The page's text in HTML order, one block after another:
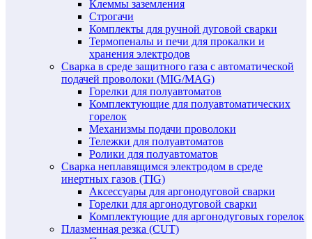
Клеммы заземления
Строгачи
Комплекты для ручной дуговой сварки
Термопеналы и печи для прокалки и
хранения электродов
Сварка в среде защитного газа с автоматической
подачей проволоки (MIG/MAG)
Горелки для полуавтоматов
Комплектующие для полуавтоматических
горелок
Механизмы подачи проволоки
Тележки для полуавтоматов
Ролики для полуавтоматов
Сварка неплавящимся электродом в среде
инертных газов (TIG)
Аксессуары для аргонодуговой сварки
Горелки для аргонодуговой сварки
Комплектующие для аргонодуговых горелок
Плазменная резка (CUT)